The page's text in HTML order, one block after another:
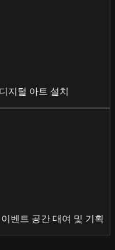
지털 아트 설치
벤트 공간 대여 및 기획